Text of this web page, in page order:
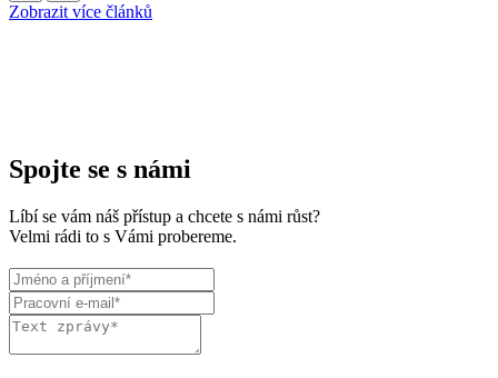
Zobrazit více článků
Spojte se s námi
Líbí se vám náš přístup a chcete s námi růst?
Velmi rádi to s Vámi probereme.